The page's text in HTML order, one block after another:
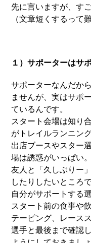
先に言いますが、す
（文章短くするって
１）サポーターはサ
サポーターなんだか
ませんが、実はサポ
ているんです。
スタート会場は知り
がトレイルランニン
出店ブースやスター
場は誘惑がいっぱい。
友人と「久しぶりー
したりしたいところ
自分がサポートする
スタート前の食事や
テーピング、レース
選手と最後まで確認